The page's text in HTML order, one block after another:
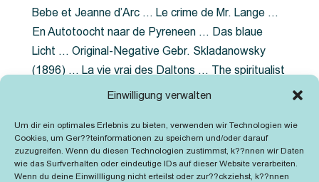
Einwilligung verwalten
Um dir ein optimales Erlebnis zu bieten, verwenden wir Technologien wie
Cookies, um Ger??teinformationen zu speichern und/oder darauf
zuzugreifen. Wenn du diesen Technologien zustimmst, k??nnen wir Daten
wie das Surfverhalten oder eindeutige IDs auf dieser Website verarbeiten.
Wenn du deine Einwillligung nicht erteilst oder zur??ckziehst, k??nnen
Bebe et Jeanne d’Arc … Le crime de Mr. Lange …
En Autotoocht naar de Pyreneen … Das blaue
Licht … Original-Negative Gebr. Skladanowsky
(1896) … La vie vrai des Daltons … The spiritualist
photographer … Feuer im Fjord … The Song of the
Grubenlampe … Tolstoy … Grün ist die Heide …
Lady Hamilton … Mütter verzaget nicht …
Ruttmann Werbefilme